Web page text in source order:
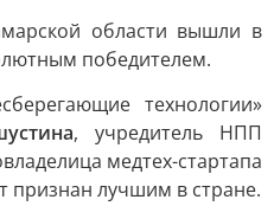
области вышли в
победителем.
технологии»
, учредитель НПП
медтех-стартапа
признан лучшим в стране.